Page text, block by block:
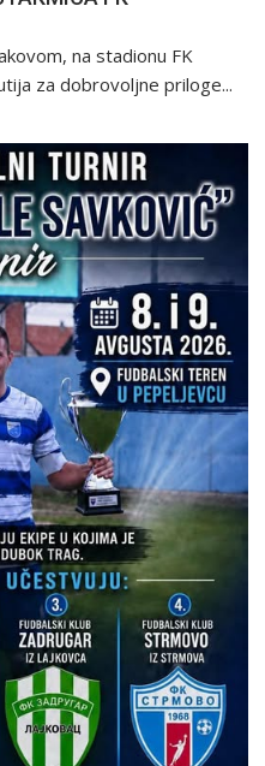
na stadionu FK
za dobrovoljne priloge...